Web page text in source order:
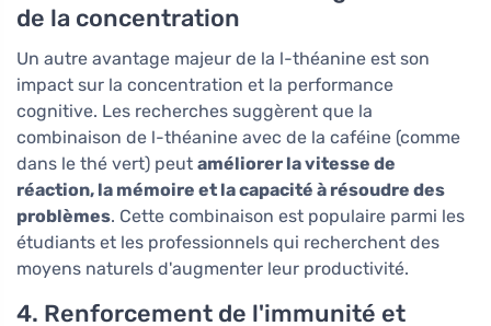
de la concentration
Un autre avantage majeur de la l-théanine est son
impact sur la concentration et la performance
cognitive. Les recherches suggèrent que la
combinaison de l-théanine avec de la caféine (comme
dans le thé vert) peut améliorer la vitesse de
réaction, la mémoire et la capacité à résoudre des
problèmes. Cette combinaison est populaire parmi les
étudiants et les professionnels qui recherchent des
moyens naturels d'augmenter leur productivité.
4. Renforcement de l'immunité et